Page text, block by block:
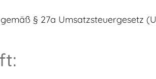
§ 27a Umsatzsteuergesetz